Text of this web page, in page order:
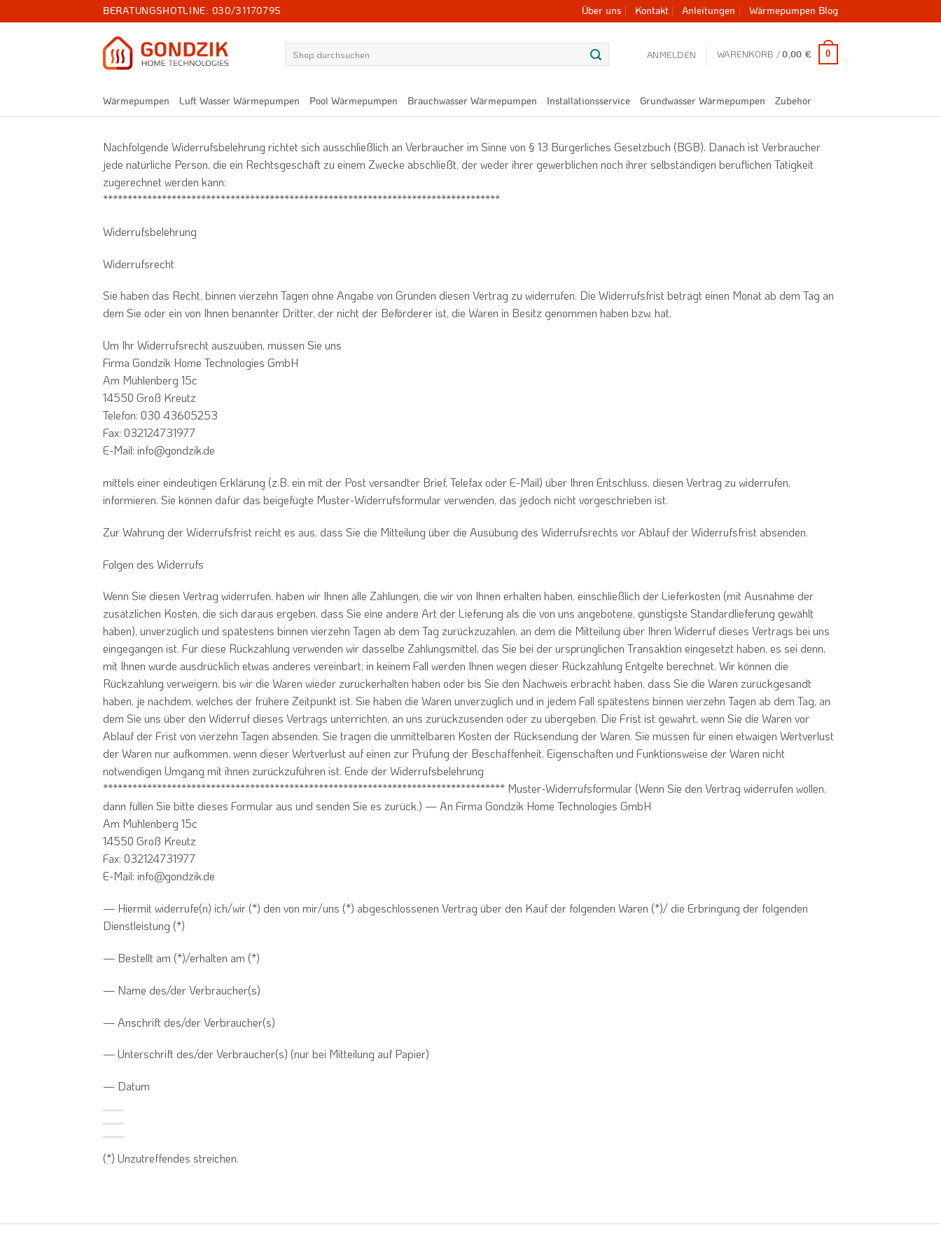
Inhalt
BERATUNGSHOTLINE: 030/31170795 Über uns Kontakt Anleitungen Wärmepumpen Blog
ANMELDEN WARENKORB /0,00 € 0
Wärmepumpen Luft Wasser Wärmepumpen Pool Wärmepumpen Brauchwasser Wärmepumpen Installationsservice Grundwasser Wärmepumpen Zubehör
Nachfolgende Widerrufsbelehrung richtet sich ausschließlich an Verbraucher im Sinne von § 13 Bürgerliches Gesetzbuch (BGB). Danach ist Verbraucher
jede natürliche Person, die ein Rechtsgeschäft zu einem Zwecke abschließt, der weder ihrer gewerblichen noch ihrer selbständigen beruflichen Tätigkeit
zugerechnet werden kann:
*********************************************************************************
Widerrufsbelehrung
Widerrufsrecht
Sie haben das Recht, binnen vierzehn Tagen ohne Angabe von Gründen diesen Vertrag zu widerrufen. Die Widerrufsfrist beträgt einen Monat ab dem Tag an
dem Sie oder ein von Ihnen benannter Dritter, der nicht der Beförderer ist, die Waren in Besitz genommen haben bzw. hat.
Um Ihr Widerrufsrecht auszuüben, müssen Sie uns
Firma Gondzik Home Technologies GmbH
Am Mühlenberg 15c
14550 Groß Kreutz
Telefon: 030 43605253
Fax: 032124731977
E-Mail: info@gondzik.de
mittels einer eindeutigen Erklärung (z.B. ein mit der Post versandter Brief, Telefax oder E-Mail) über Ihren Entschluss, diesen Vertrag zu widerrufen,
informieren. Sie können dafür das beigefügte Muster-Widerrufsformular verwenden, das jedoch nicht vorgeschrieben ist.
Zur Wahrung der Widerrufsfrist reicht es aus, dass Sie die Mitteilung über die Ausübung des Widerrufsrechts vor Ablauf der Widerrufsfrist absenden.
Folgen des Widerrufs
Wenn Sie diesen Vertrag widerrufen, haben wir Ihnen alle Zahlungen, die wir von Ihnen erhalten haben, einschließlich der Lieferkosten (mit Ausnahme der
zusätzlichen Kosten, die sich daraus ergeben, dass Sie eine andere Art der Lieferung als die von uns angebotene, günstigste Standardlieferung gewählt
haben), unverzüglich und spätestens binnen vierzehn Tagen ab dem Tag zurückzuzahlen, an dem die Mitteilung über Ihren Widerruf dieses Vertrags bei uns
eingegangen ist. Für diese Rückzahlung verwenden wir dasselbe Zahlungsmittel, das Sie bei der ursprünglichen Transaktion eingesetzt haben, es sei denn,
mit Ihnen wurde ausdrücklich etwas anderes vereinbart; in keinem Fall werden Ihnen wegen dieser Rückzahlung Entgelte berechnet. Wir können die
Rückzahlung verweigern, bis wir die Waren wieder zurückerhalten haben oder bis Sie den Nachweis erbracht haben, dass Sie die Waren zurückgesandt
haben, je nachdem, welches der frühere Zeitpunkt ist. Sie haben die Waren unverzüglich und in jedem Fall spätestens binnen vierzehn Tagen ab dem Tag, an
dem Sie uns über den Widerruf dieses Vertrags unterrichten, an uns zurückzusenden oder zu übergeben. Die Frist ist gewahrt, wenn Sie die Waren vor
Ablauf der Frist von vierzehn Tagen absenden. Sie tragen die unmittelbaren Kosten der Rücksendung der Waren. Sie müssen für einen etwaigen Wertverlust
der Waren nur aufkommen, wenn dieser Wertverlust auf einen zur Prüfung der Beschaffenheit, Eigenschaften und Funktionsweise der Waren nicht
notwendigen Umgang mit ihnen zurückzuführen ist. Ende der Widerrufsbelehrung
********************************************************************************** Muster-Widerrufsformular (Wenn Sie den Vertrag widerrufen wollen,
dann füllen Sie bitte dieses Formular aus und senden Sie es zurück.) — An Firma Gondzik Home Technologies GmbH
Am Mühlenberg 15c
14550 Groß Kreutz
Fax: 032124731977
E-Mail: info@gondzik.de
— Hiermit widerrufe(n) ich/wir (*) den von mir/uns (*) abgeschlossenen Vertrag über den Kauf der folgenden Waren (*)/ die Erbringung der folgenden
Dienstleistung (*)
— Bestellt am (*)/erhalten am (*)
— Name des/der Verbraucher(s)
— Anschrift des/der Verbraucher(s)
— Unterschrift des/der Verbraucher(s) (nur bei Mitteilung auf Papier)
— Datum
(*) Unzutreffendes streichen.